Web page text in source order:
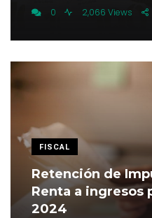
0
2,066 Views
FISCAL
Retención de
Renta a ingresos
2024